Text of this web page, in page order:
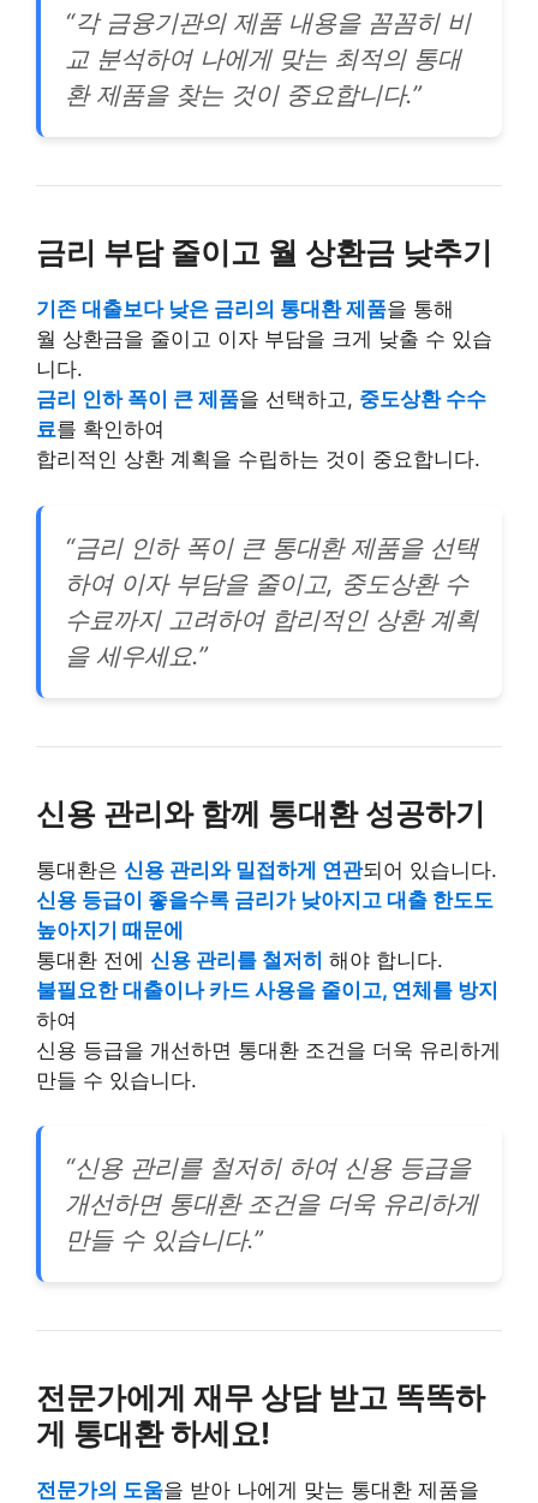
“각 금융기관의 제품 내용을 꼼꼼히 비
교 분석하여 나에게 맞는 최적의 통대
환 제품을 찾는 것이 중요합니다.”
금리 부담 줄이고 월 상환금 낮추기
기존 대출보다 낮은 금리의 통대환 제품을 통해
월 상환금을 줄이고 이자 부담을 크게 낮출 수 있습
니다.
금리 인하 폭이 큰 제품을 선택하고, 중도상환 수수
료를 확인하여
합리적인 상환 계획을 수립하는 것이 중요합니다.
“금리 인하 폭이 큰 통대환 제품을 선택
하여 이자 부담을 줄이고, 중도상환 수
수료까지 고려하여 합리적인 상환 계획
을 세우세요.”
신용 관리와 함께 통대환 성공하기
통대환은 신용 관리와 밀접하게 연관되어 있습니다.
신용 등급이 좋을수록 금리가 낮아지고 대출 한도도
높아지기 때문에
통대환 전에 신용 관리를 철저히 해야 합니다.
불필요한 대출이나 카드 사용을 줄이고, 연체를 방지
하여
신용 등급을 개선하면 통대환 조건을 더욱 유리하게
만들 수 있습니다.
“신용 관리를 철저히 하여 신용 등급을
개선하면 통대환 조건을 더욱 유리하게
만들 수 있습니다.”
전문가에게 재무 상담 받고 똑똑하
게 통대환 하세요!
전문가의 도움을 받아 나에게 맞는 통대환 제품을